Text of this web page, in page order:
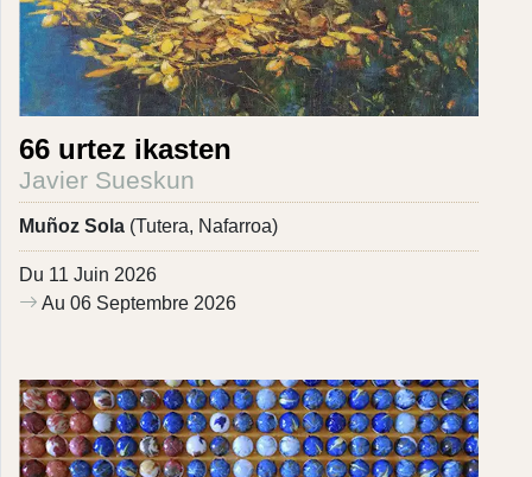
66 urtez ikasten
Javier Sueskun
Muñoz Sola (Tutera, Nafarroa)
Du 11 Juin 2026
Au 06 Septembre 2026